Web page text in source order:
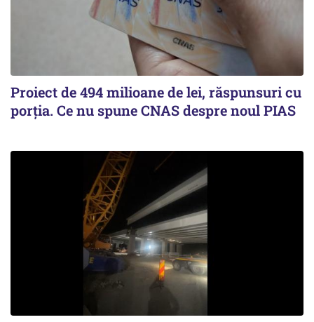
Proiect de 494 milioane de lei, răspunsuri cu
porția. Ce nu spune CNAS despre noul PIAS